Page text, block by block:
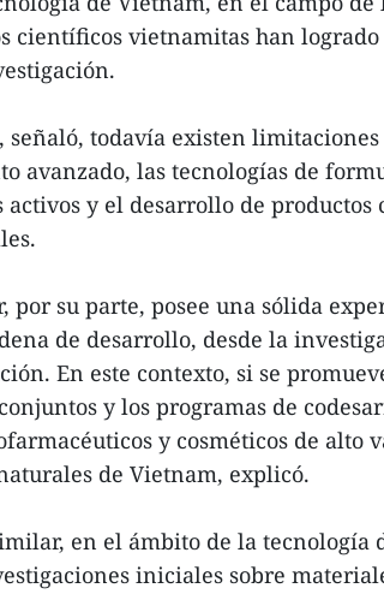
científicos vietnamitas han
señaló, todavía existen
avanzado, las tecnologías de
y el desarrollo de productos
por su parte, posee una sólida
de desarrollo, desde la
En este contexto, si se
y los programas de
y cosméticos de alto
de Vietnam, explicó.
en el ámbito de la tecnología
iniciales sobre